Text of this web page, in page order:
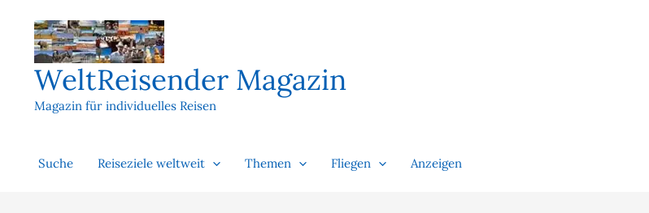
springen
WeltReisender Magazin
Magazin für individuelles Reisen
Suche Reiseziele weltweit Themen Fliegen Anzeigen